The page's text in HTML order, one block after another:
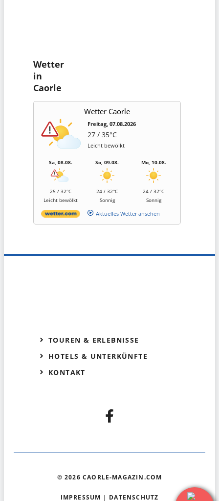
Wetter
in
Caorle
Wetter Caorle
Freitag, 07.08.2026
27 / 35°C
Leicht bewölkt
Sa, 08.08.
25 / 32°C
Leicht bewölkt
So, 09.08.
24 / 32°C
Sonnig
Mo, 10.08.
24 / 32°C
Sonnig
Aktuelles Wetter ansehen
TOUREN & ERLEBNISSE
HOTELS & UNTERKÜNFTE
KONTAKT
© 2026 CAORLE-MAGAZIN.COM
IMPRESSUM | DATENSCHUTZ